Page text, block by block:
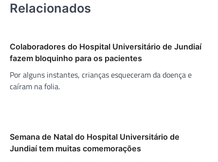
Relacionados
Colaboradores do Hospital Universitário de Jundiaí
fazem bloquinho para os pacientes
Por alguns instantes, crianças esqueceram da doença e
caíram na folia.
Semana de Natal do Hospital Universitário de
Jundiaí tem muitas comemorações